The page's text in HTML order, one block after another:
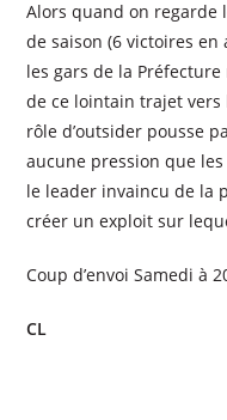
Alors quand on regarde
de saison (6 victoires
les gars de la
de ce lointain trajet
rôle d’outsider pousse
aucune pression que
le leader invaincu de la
créer un exploit sur
Coup d’envoi Samedi à
CL